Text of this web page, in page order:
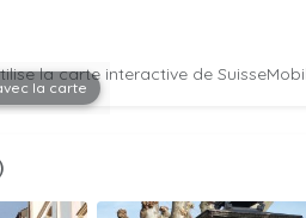
la carte
la carte interactive de